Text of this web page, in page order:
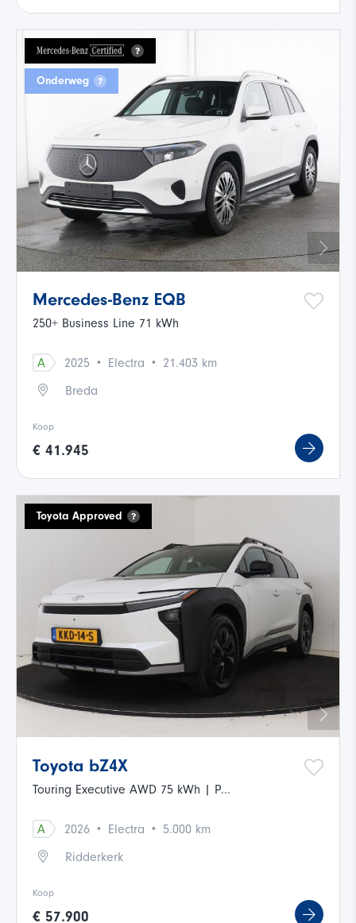
Onderweg
Mercedes-Benz EQB
250+ Business Line 71 kWh
A 2025 · Electra · 21.403 km
Breda
Koop
€ 41.945
Toyota Approved
Toyota bZ4X
Touring Executive AWD 75 kWh | P...
A 2026 · Electra · 5.000 km
Ridderkerk
Koop
€ 57.900